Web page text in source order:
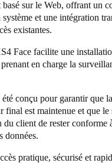
basé sur le Web, offrant un
et une intégration
existantes.
Face facilite une
en charge la
été conçu pour garantir que
final est maintenue et que le
du client de rester conforme
données.
pratique, sécurisé et